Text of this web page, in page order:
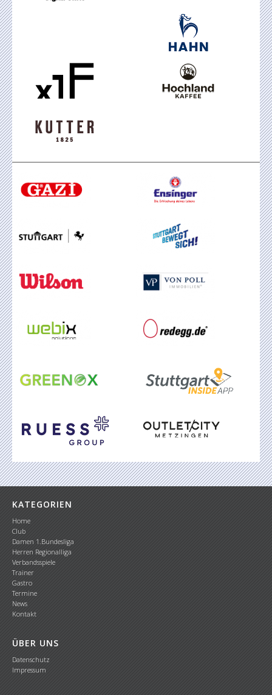
KATEGORIEN
Home
Club
Damen 1.Bundesliga
Herren Regionalliga
Verbandsspiele
Trainer
Gastro
Termine
News
Kontakt
ÜBER UNS
Datenschutz
Impressum